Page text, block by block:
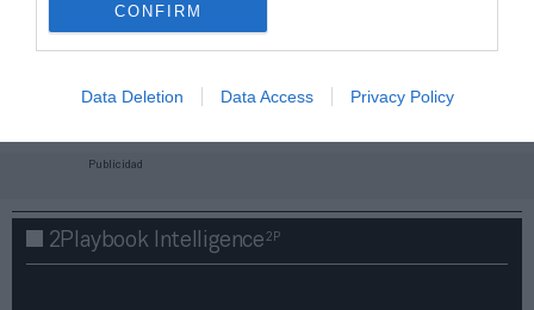
CONFIRM
Data Deletion Data Access Privacy Policy
y eventos para Socios!​​​​​​​
Publicidad
2Playbook Intelligence2P